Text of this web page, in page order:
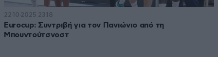
22·10·2025 23:18
Eurocup: Συντριβή για τον Πανιώνιο από τη
Μπουντούτσνοστ